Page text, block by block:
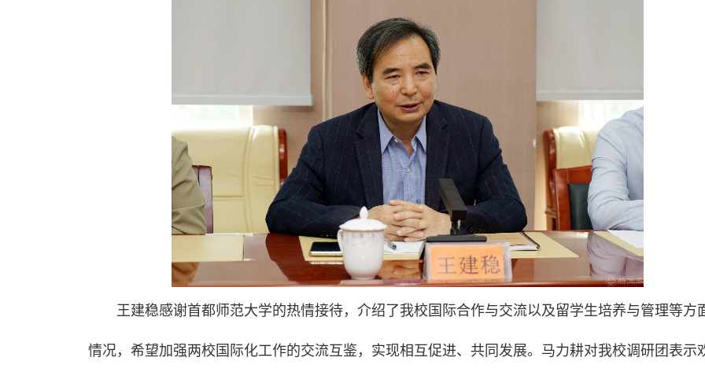
王建稳感谢首都师范大学的热情接待，介绍了我校国际合作与交流以及留学生培养与管理等方
情况，希望加强两校国际化工作的交流互鉴，实现相互促进、共同发展。马力耕对我校调研团表示